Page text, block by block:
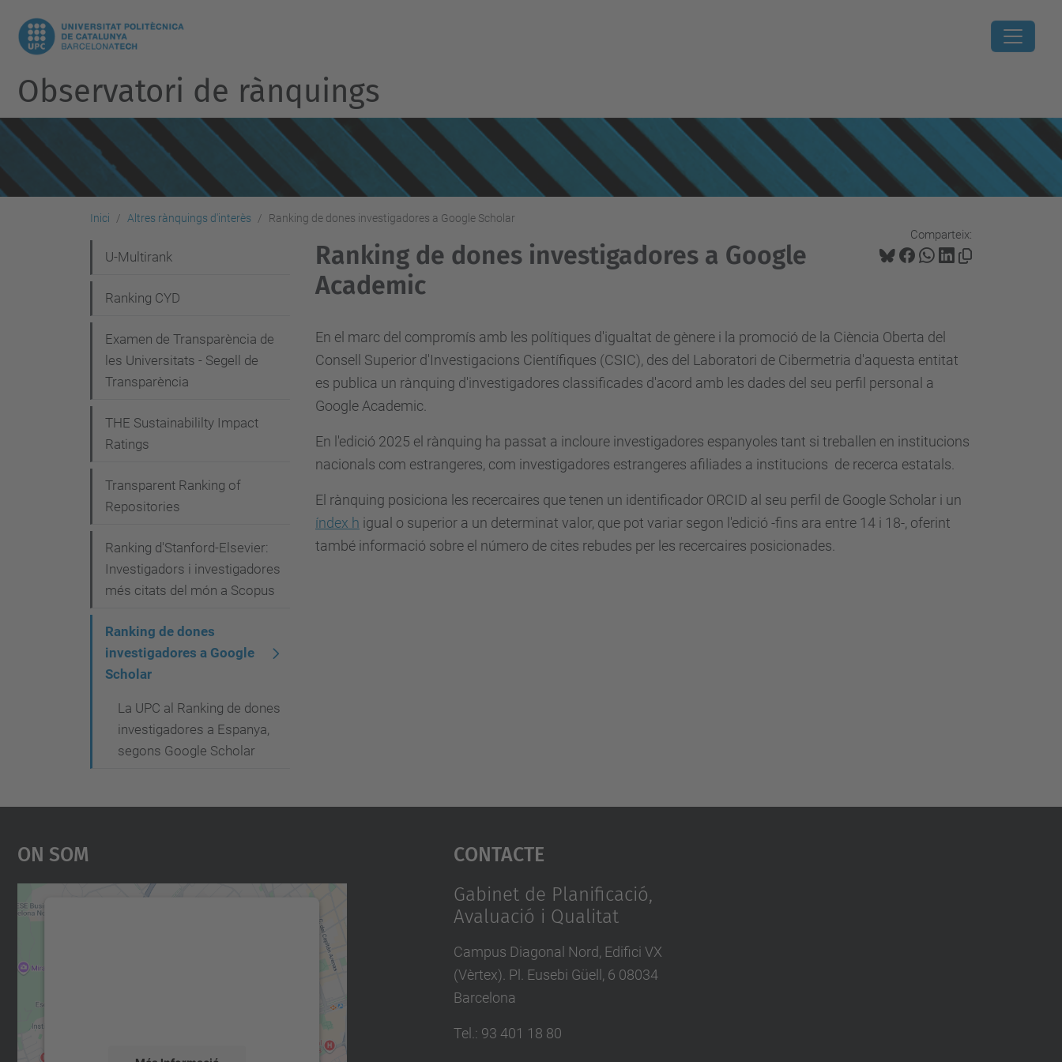
Observatori de rànquings
Inici Altres rànquings d'interès Ranking de dones investigadores a Google Scholar
Comparteix:
Ranking de dones investigadores a Google
Academic
En el marc del compromís amb les polítiques d'igualtat de gènere i la promoció de la Ciència Oberta del
Consell Superior d'Investigacions Científiques (CSIC), des del Laboratori de Cibermetria d'aquesta entitat
es publica un rànquing d'investigadores classificades d'acord amb les dades del seu perfil personal a
Google Academic.
En l'edició 2025 el rànquing ha passat a incloure investigadores espanyoles tant si treballen en institucions
nacionals com estrangeres, com investigadores estrangeres afiliades a institucions de recerca estatals.
El rànquing posiciona les recercaires que tenen un identificador ORCID al seu perfil de Google Scholar i un
índex h igual o superior a un determinat valor, que pot variar segon l'edició -fins ara entre 14 i 18-, oferint
també informació sobre el número de cites rebudes per les recercaires posicionades.
a
v
a
ó
U-Multirank
Ranking CYD
Examen de Transparència de
les Universitats - Segell de
Transparència
THE Sustainabililty Impact
Ratings
Transparent Ranking of
Repositories
Ranking d'Stanford-Elsevier:
Investigadors i investigadores
més citats del món a Scopus
Ranking de dones
investigadores a Google
Scholar
La UPC al Ranking de dones
investigadores a Espanya,
segons Google Scholar
On Som Contacte
Gabinet de Planificació,
Avaluació i Qualitat
Campus Diagonal Nord, Edifici VX
(Vèrtex). Pl. Eusebi Güell, 6 08034
Barcelona
Tel. : 93 401 18 80